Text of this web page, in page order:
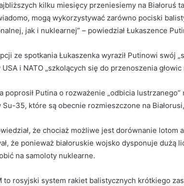
kilku miesięcy przeniesiemy na Białoruś
mogą wykorzystywać zarówno pociski
jak i nuklearnej” – powiedział Łukaszence
ze spotkania Łukaszenka wyraził Putinowi swój
i NATO „szkolących się do przenoszenia
poprosił Putina o rozważenie „odbicia
35, które są obecnie rozmieszczone na
że chociaż możliwe jest dorównanie lotom
że ponieważ białoruskie wojsko dysponuje dużą
na samoloty nuklearne.
to rosyjski system rakiet balistycznych krótkiego